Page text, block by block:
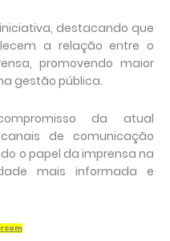
destacando que
a relação entre o
promovendo maior
gestão pública.
da atual
de comunicação
o papel da imprensa na
mais informada e